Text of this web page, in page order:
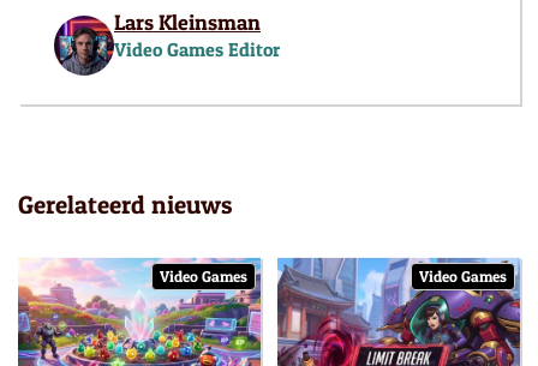
Lars Kleinsman
Video Games Editor
Gerelateerd nieuws
Video Games Video Games